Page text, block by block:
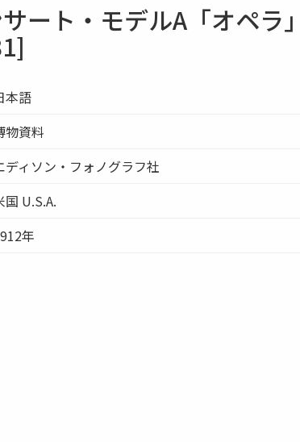
ート・モデルA「オペ
本語
物資料
ディソン・フォノグラフ社
国 U.S.A.
年